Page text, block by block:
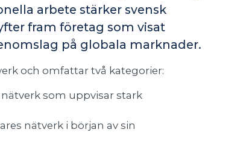
arbete stärker svensk
fram företag som visat
på globala marknader.
och omfattar två kategorier:
som uppvisar stark
nätverk i början av sin